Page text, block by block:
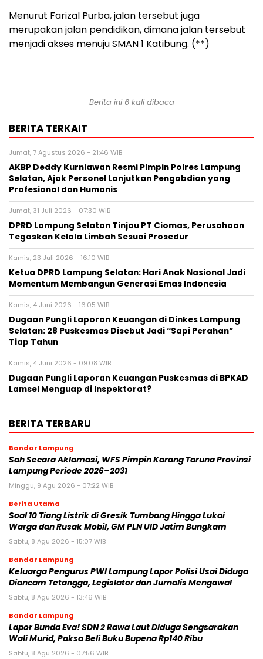
Menurut Farizal Purba, jalan tersebut juga
merupakan jalan pendidikan, dimana jalan tersebut
menjadi akses menuju SMAN 1 Katibung. (**)
Berita ini 6 kali dibaca
BERITA TERKAIT
Jumat, 7 Agustus 2026 - 21:46 WIB
AKBP Deddy Kurniawan Resmi Pimpin Polres Lampung
Selatan, Ajak Personel Lanjutkan Pengabdian yang
Profesional dan Humanis
Jumat, 31 Juli 2026 - 07:30 WIB
DPRD Lampung Selatan Tinjau PT Ciomas, Perusahaan
Tegaskan Kelola Limbah Sesuai Prosedur
Kamis, 23 Juli 2026 - 16:10 WIB
Ketua DPRD Lampung Selatan: Hari Anak Nasional Jadi
Momentum Membangun Generasi Emas Indonesia
Kamis, 4 Juni 2026 - 16:05 WIB
Dugaan Pungli Laporan Keuangan di Dinkes Lampung
Selatan: 28 Puskesmas Disebut Jadi “Sapi Perahan”
Tiap Tahun
Kamis, 4 Juni 2026 - 09:08 WIB
Dugaan Pungli Laporan Keuangan Puskesmas di BPKAD
Lamsel Menguap di Inspektorat?
BERITA TERBARU
Bandar Lampung
Sah Secara Aklamasi, WFS Pimpin Karang Taruna Provinsi
Lampung Periode 2026–2031
Minggu, 9 Agu 2026 - 07:22 WIB
Berita Utama
Soal 10 Tiang Listrik di Gresik Tumbang Hingga Lukai
Warga dan Rusak Mobil, GM PLN UID Jatim Bungkam
Sabtu, 8 Agu 2026 - 15:07 WIB
Bandar Lampung
Keluarga Pengurus PWI Lampung Lapor Polisi Usai Diduga
Diancam Tetangga, Legislator dan Jurnalis Mengawal
Sabtu, 8 Agu 2026 - 13:46 WIB
Bandar Lampung
Lapor Bunda Eva! SDN 2 Rawa Laut Diduga Sengsarakan
Wali Murid, Paksa Beli Buku Bupena Rp140 Ribu
Sabtu, 8 Agu 2026 - 07:56 WIB